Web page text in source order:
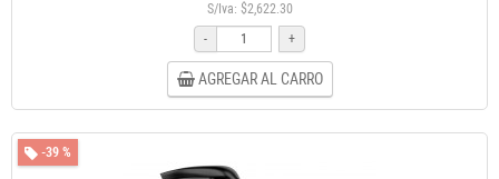
S/Iva: $2,622.30
-
+
AGREGAR AL CARRO
-39 %